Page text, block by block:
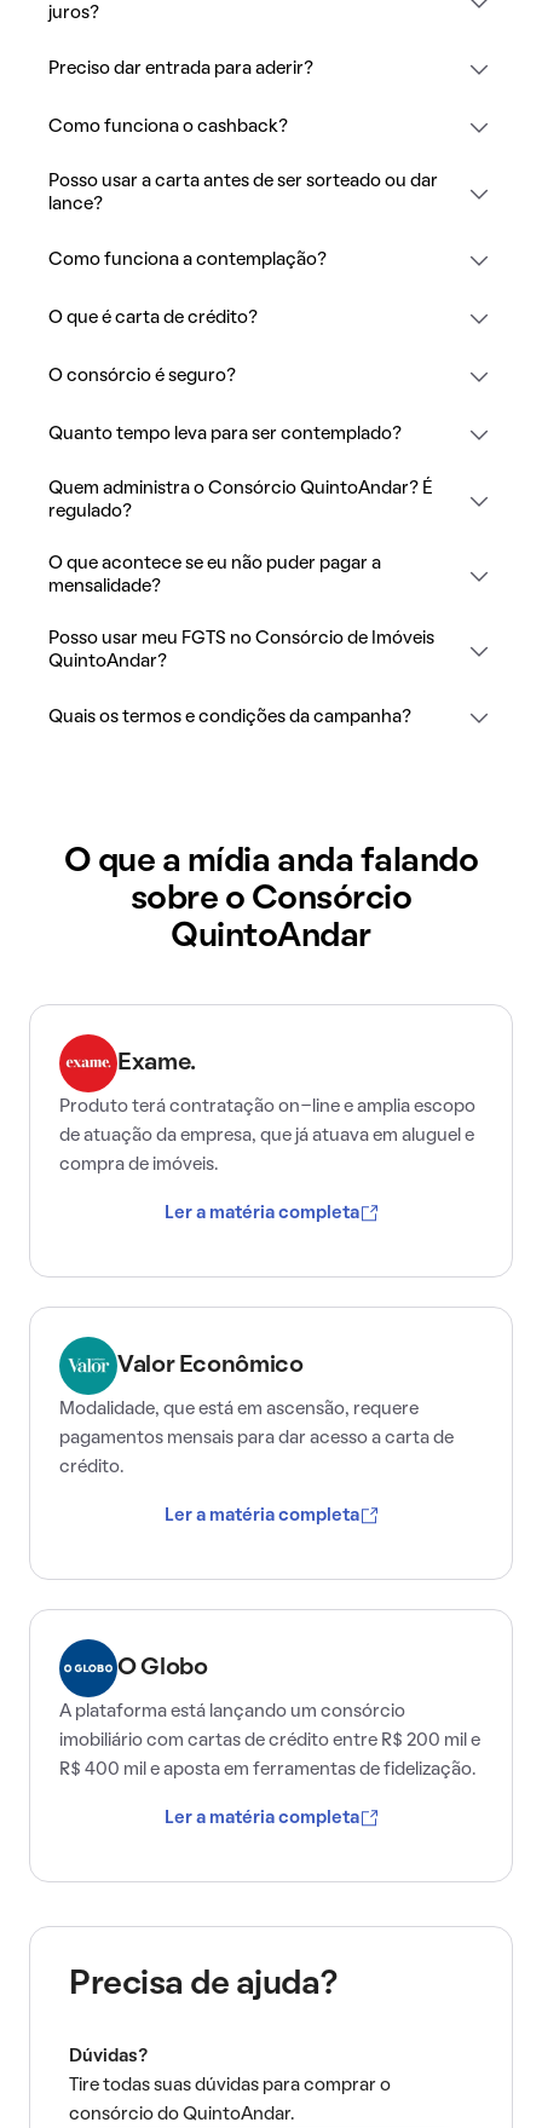
juros?
Preciso dar entrada para aderir?
Como funciona o cashback?
Posso usar a carta antes de ser sorteado ou dar
lance?
Como funciona a contemplação?
O que é carta de crédito?
O consórcio é seguro?
Quanto tempo leva para ser contemplado?
Quem administra o Consórcio QuintoAndar? É
regulado?
O que acontece se eu não puder pagar a
mensalidade?
Posso usar meu FGTS no Consórcio de Imóveis
QuintoAndar?
Quais os termos e condições da campanha?
O que a mídia anda falando
sobre o Consórcio
QuintoAndar
Exame.
Produto terá contratação on-line e amplia escopo
de atuação da empresa, que já atuava em aluguel e
compra de imóveis.
Ler a matéria completa
Valor Econômico
Modalidade, que está em ascensão, requere
pagamentos mensais para dar acesso a carta de
crédito.
Ler a matéria completa
O Globo
A plataforma está lançando um consórcio
imobiliário com cartas de crédito entre R$ 200 mil e
R$ 400 mil e aposta em ferramentas de fidelização.
Ler a matéria completa
Precisa de ajuda?
Dúvidas?
Tire todas suas dúvidas para comprar o
consórcio do QuintoAndar.